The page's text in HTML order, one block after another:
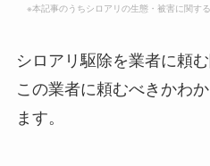
※本記事のうちシロアリの生態・被害に関す
シロアリ駆除を業者に頼
この業者に頼むべきかわ
ます。